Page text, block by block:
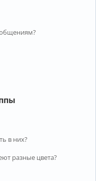
в них?
разные цвета?